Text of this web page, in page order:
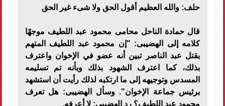
حلف: والله العظيم أقول الحق ولا شىء غير الحق
قال حمادة الناحل محامى محمود عبد اللطيف موجهًا
كلامه إلى الهضيبى: "إن محمود عبد اللطيف المتهم
بقتل عبد الناصر تبين أنه عضو في الإخوان واعترف
بذلك، كما اعترف الشهود بذلك وبأنه تم تسليمه
المسدس وتوجيهه إلى ما ارتكبه لذلك رأيت أن استشهد
برئيس جماعة الإخوان". وسأل الهضيبى: هل تعرف
محمود عبد اللطيف؟ رد الهضيبى: لا أعرفه.